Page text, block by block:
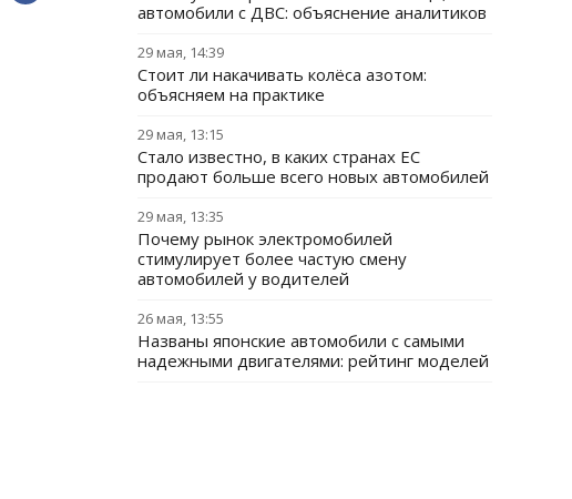
автомобили с ДВС: объяснение аналитиков
29 мая, 14:39
Стоит ли накачивать колёса азотом:
объясняем на практике
29 мая, 13:15
Стало известно, в каких странах ЕС
продают больше всего новых автомобилей
29 мая, 13:35
Почему рынок электромобилей
стимулирует более частую смену
автомобилей у водителей
26 мая, 13:55
Названы японские автомобили с самыми
надежными двигателями: рейтинг моделей